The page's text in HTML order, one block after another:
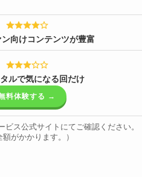
向けコンテンツが豊富
ルで気になる回だけ
料体験する →
ス公式サイトにてご確認ください。
がかかります。）